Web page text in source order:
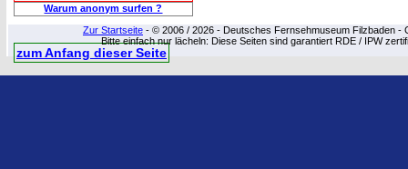
Warum anonym surfen ?
Zur Startseite - © 2006 / 2026 - Deutsches Fernsehmuseum Filzbaden -
Bitte einfach nur lächeln: Diese Seiten sind garantiert RDE / IPW
zum Anfang dieser Seite